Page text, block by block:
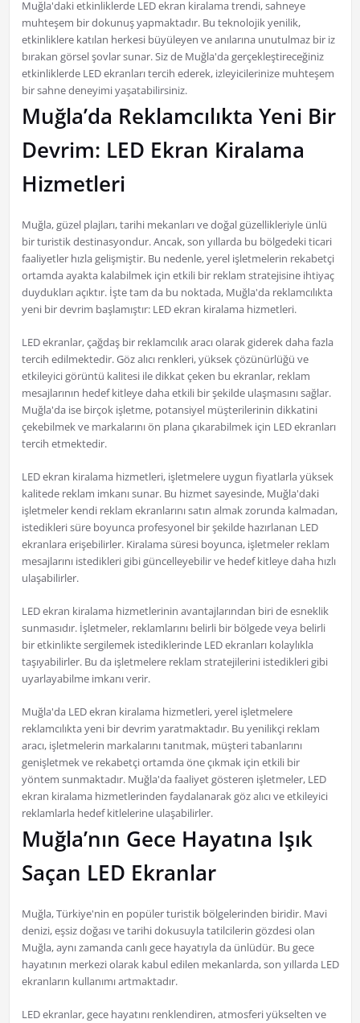
Muğla'daki etkinliklerde LED ekran kiralama trendi, sahneye
muhteşem bir dokunuş yapmaktadır. Bu teknolojik yenilik,
etkinliklere katılan herkesi büyüleyen ve anılarına unutulmaz bir iz
bırakan görsel şovlar sunar. Siz de Muğla'da gerçekleştireceğiniz
etkinliklerde LED ekranları tercih ederek, izleyicilerinize muhteşem
bir sahne deneyimi yaşatabilirsiniz.
Muğla’da Reklamcılıkta Yeni Bir
Devrim: LED Ekran Kiralama
Hizmetleri
Muğla, güzel plajları, tarihi mekanları ve doğal güzellikleriyle ünlü
bir turistik destinasyondur. Ancak, son yıllarda bu bölgedeki ticari
faaliyetler hızla gelişmiştir. Bu nedenle, yerel işletmelerin rekabetçi
ortamda ayakta kalabilmek için etkili bir reklam stratejisine ihtiyaç
duydukları açıktır. İşte tam da bu noktada, Muğla'da reklamcılıkta
yeni bir devrim başlamıştır: LED ekran kiralama hizmetleri.
LED ekranlar, çağdaş bir reklamcılık aracı olarak giderek daha fazla
tercih edilmektedir. Göz alıcı renkleri, yüksek çözünürlüğü ve
etkileyici görüntü kalitesi ile dikkat çeken bu ekranlar, reklam
mesajlarının hedef kitleye daha etkili bir şekilde ulaşmasını sağlar.
Muğla'da ise birçok işletme, potansiyel müşterilerinin dikkatini
çekebilmek ve markalarını ön plana çıkarabilmek için LED ekranları
tercih etmektedir.
LED ekran kiralama hizmetleri, işletmelere uygun fiyatlarla yüksek
kalitede reklam imkanı sunar. Bu hizmet sayesinde, Muğla'daki
işletmeler kendi reklam ekranlarını satın almak zorunda kalmadan,
istedikleri süre boyunca profesyonel bir şekilde hazırlanan LED
ekranlara erişebilirler. Kiralama süresi boyunca, işletmeler reklam
mesajlarını istedikleri gibi güncelleyebilir ve hedef kitleye daha hızlı
ulaşabilirler.
LED ekran kiralama hizmetlerinin avantajlarından biri de esneklik
sunmasıdır. İşletmeler, reklamlarını belirli bir bölgede veya belirli
bir etkinlikte sergilemek istediklerinde LED ekranları kolaylıkla
taşıyabilirler. Bu da işletmelere reklam stratejilerini istedikleri gibi
uyarlayabilme imkanı verir.
Muğla'da LED ekran kiralama hizmetleri, yerel işletmelere
reklamcılıkta yeni bir devrim yaratmaktadır. Bu yenilikçi reklam
aracı, işletmelerin markalarını tanıtmak, müşteri tabanlarını
genişletmek ve rekabetçi ortamda öne çıkmak için etkili bir
yöntem sunmaktadır. Muğla'da faaliyet gösteren işletmeler, LED
ekran kiralama hizmetlerinden faydalanarak göz alıcı ve etkileyici
reklamlarla hedef kitlelerine ulaşabilirler.
Muğla’nın Gece Hayatına Işık
Saçan LED Ekranlar
Muğla, Türkiye'nin en popüler turistik bölgelerinden biridir. Mavi
denizi, eşsiz doğası ve tarihi dokusuyla tatilcilerin gözdesi olan
Muğla, aynı zamanda canlı gece hayatıyla da ünlüdür. Bu gece
hayatının merkezi olarak kabul edilen mekanlarda, son yıllarda LED
ekranların kullanımı artmaktadır.
LED ekranlar, gece hayatını renklendiren, atmosferi yükselten ve